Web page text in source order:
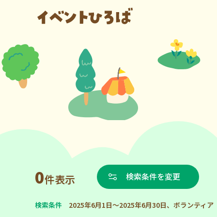
0件表示 検索条件を変更
検索条件 2025年6月1日～2025年6月30日、ボランティア